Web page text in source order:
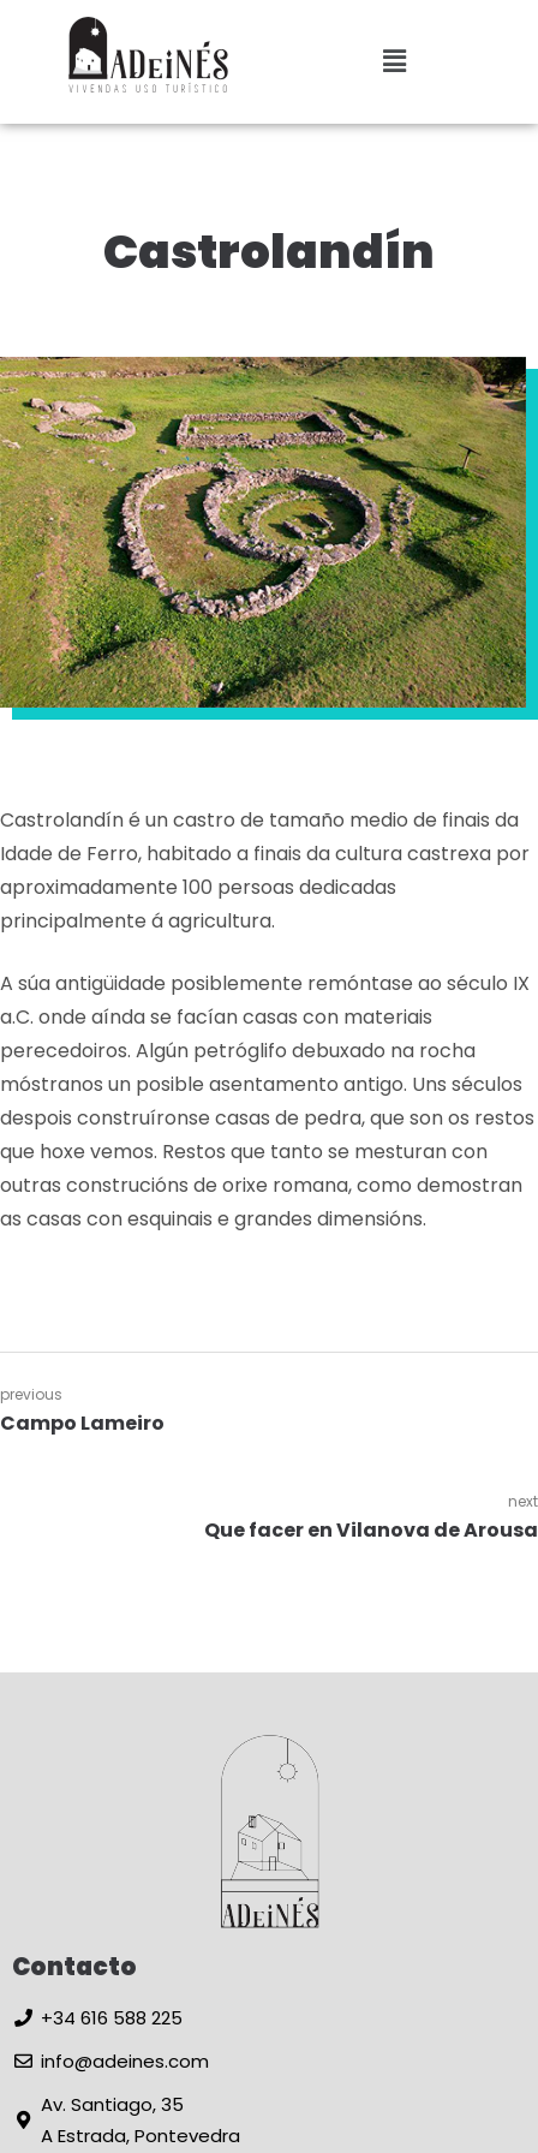
Castrolandín
Castrolandín é un castro de tamaño medio de finais da
Idade de Ferro, habitado a finais da cultura castrexa por
aproximadamente 100 persoas dedicadas
principalmente á agricultura.
A súa antigüidade posiblemente remóntase ao século IX
a.C. onde aínda se facían casas con materiais
perecedoiros. Algún petróglifo debuxado na rocha
móstranos un posible asentamento antigo. Uns séculos
despois construíronse casas de pedra, que son os restos
que hoxe vemos. Restos que tanto se mesturan con
outras construcións de orixe romana, como demostran
as casas con esquinais e grandes dimensións.
previous
Campo Lameiro
next
Que facer en Vilanova de Arousa
Contacto
+34 616 588 225
info@adeines.com
Av. Santiago, 35
A Estrada, Pontevedra